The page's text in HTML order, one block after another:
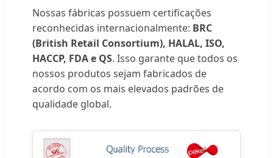
Nossas fábricas possuem certificações
reconhecidas internacionalmente: BRC
(British Retail Consortium), HALAL, ISO,
HACCP, FDA e QS. Isso garante que todos os
nossos produtos sejam fabricados de
acordo com os mais elevados padrões de
qualidade global.